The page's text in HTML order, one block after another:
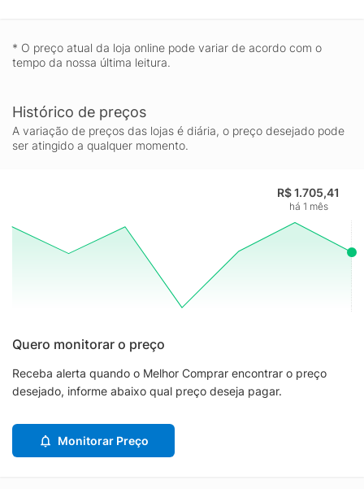
* O preço atual da loja online pode variar de acordo com o
tempo da nossa última leitura.
Histórico de preços
A variação de preços das lojas é diária, o preço desejado pode
ser atingido a qualquer momento.
R$ 1.705,41
há 1 mês
Quero monitorar o preço
Receba alerta quando o Melhor Comprar encontrar o preço
desejado, informe abaixo qual preço deseja pagar.
Monitorar Preço